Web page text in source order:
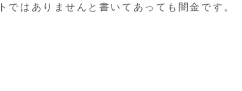
はありませんと書いてあっても闇金です。